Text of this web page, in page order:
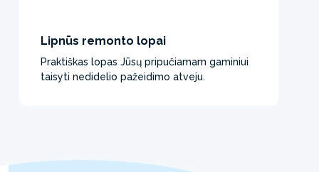
Lipnūs remonto lopai
Praktiškas lopas Jūsų pripučiamam gaminiui
taisyti nedidelio pažeidimo atveju.